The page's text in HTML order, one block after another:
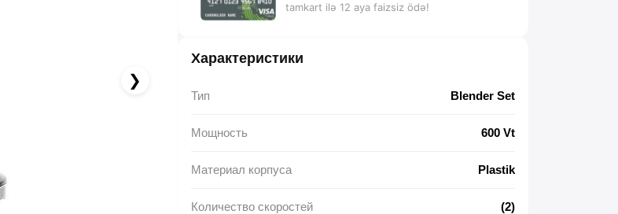
❯
tamkart ilə 12 aya faizsiz ödə!
Характеристики
Тип Blender Set
Мощность 600 Vt
Материал корпуса Plastik
Количество скоростей (2)